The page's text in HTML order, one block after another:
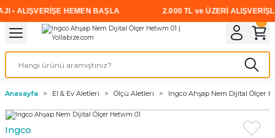
ALIŞVERİŞE HEMEN BAŞLA 2.000 TL ve ÜZERİ
Geri Dön
Geri Dön
Geri Dön
Akıllı Vidalar
Sunta Vidası
Geri Dön
Geri Dön
Akülü Vidalamalar
Elektrikli Matkaplar
Gaz Armatürleri
Mıknatıslar
Geri Dön
Geri Dön
Cırt Zımparalar
Anasayfa
El & Ev Aletleri Ölçü Aletleri Ingco Ahşap Nem Dijital Ölçer
Ingco